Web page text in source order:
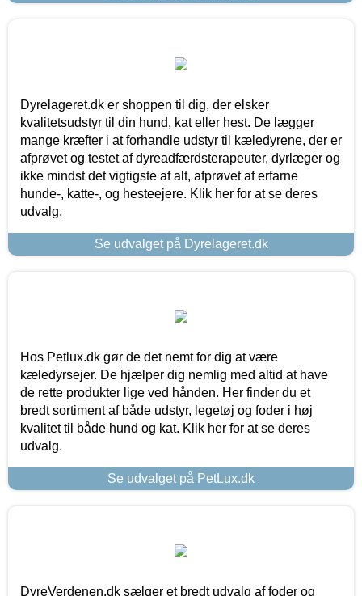
Dyrelageret.dk er shoppen til dig, der elsker
kvalitetsudstyr til din hund, kat eller hest. De lægger
mange kræfter i at forhandle udstyr til kæledyrene, der er
afprøvet og testet af dyreadfærdsterapeuter, dyrlæger og
ikke mindst det vigtigste af alt, afprøvet af erfarne
hunde-, katte-, og hesteejere. Klik her for at se deres
udvalg.
Se udvalget på Dyrelageret.dk
Hos Petlux.dk gør de det nemt for dig at være
kæledyrsejer. De hjælper dig nemlig med altid at have
de rette produkter lige ved hånden. Her finder du et
bredt sortiment af både udstyr, legetøj og foder i høj
kvalitet til både hund og kat. Klik her for at se deres
udvalg.
Se udvalget på PetLux.dk
DyreVerdenen.dk sælger et bredt udvalg af foder og